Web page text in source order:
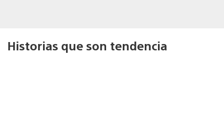
Historias que son tendencia